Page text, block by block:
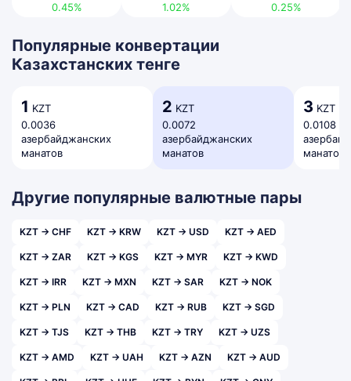
0.45%
1.02%
0.25%
Популярные конвертации
Казахстанских тенге
1 KZT
0.0036
азербайджанских
манатов
2 KZT
0.0072
азербайджанских
манатов
3 KZT
0.0108
манатов
Другие популярные валютные пары
KZT → CHF KZT → KRW KZT → USD KZT → AED
KZT → ZAR KZT → KGS KZT → MYR KZT → KWD
KZT → IRR KZT → MXN KZT → SAR KZT → NOK
KZT → PLN KZT → CAD KZT → RUB KZT → SGD
KZT → TJS KZT → THB KZT → TRY KZT → UZS
KZT → AMD KZT → UAH KZT → AZN KZT → AUD